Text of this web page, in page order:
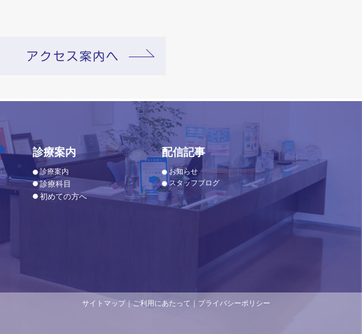
診療案内
診療案内
診療科目
初めての方へ
配信記事
お知らせ
スタッフブログ
サイトマップ｜ ご利用にあたって プライバシーポリシー